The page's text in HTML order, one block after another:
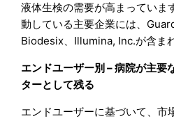
液体生検の需要が高まっていま
動している主要企業には、
Biodesix、Illumina, Inc.が含ま
エンドユーザー別 – 病院が主要
ターとして残る
エンドユーザーに基づいて、市